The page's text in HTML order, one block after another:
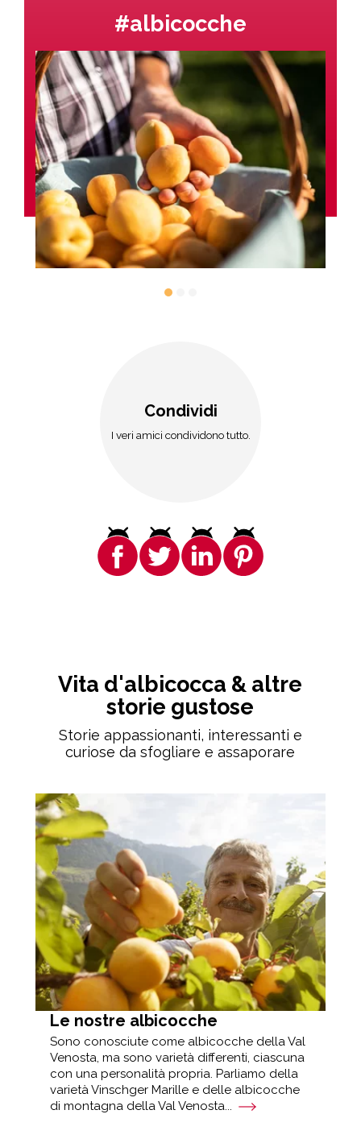
#albicocche
Condividi
I veri amici condividono tutto.
Vita d'albicocca & altre
storie gustose
Storie appassionanti, interessanti e
curiose da sfogliare e assaporare
Le nostre albicocche
Sono conosciute come albicocche della Val
Venosta, ma sono varietà differenti, ciascuna
con una personalità propria. Parliamo della
varietà Vinschger Marille e delle albicocche
di montagna della Val Venosta...